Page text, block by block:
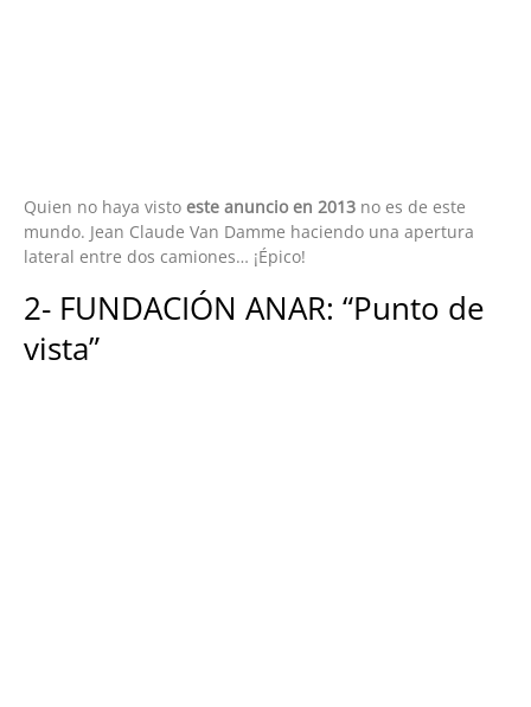
Quien no haya visto este anuncio en 2013 no es de este
mundo. Jean Claude Van Damme haciendo una apertura
lateral entre dos camiones… ¡Épico!
2- FUNDACIÓN ANAR: “Punto de
vista”